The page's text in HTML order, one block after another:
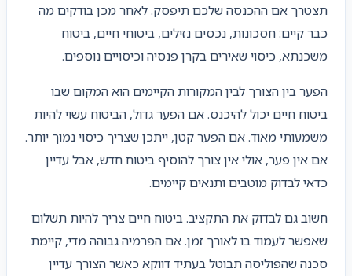
תצטרך אם ההכנסה שלכם תיפסק. לאחר מכן בודקים מה
כבר קיים: חסכונות, נכסים נזילים, ביטוחי חיים, ביטוח
משכנתא, כיסוי שאירים בקרן פנסיה וכיסויים נוספים.
הפער בין הצורך לבין המקורות הקיימים הוא המקום שבו
ביטוח חיים יכול להיכנס. אם הפער גדול, הביטוח עשוי להיות
משמעותי מאוד. אם הפער קטן, ייתכן שצריך כיסוי נמוך יותר.
אם אין פער, אולי אין צורך להוסיף ביטוח חדש, אבל עדיין
כדאי לבדוק מוטבים ותנאים קיימים.
חשוב גם לבדוק את התקציב. ביטוח חיים צריך להיות תשלום
שאפשר לעמוד בו לאורך זמן. אם הפרמיה גבוהה מדי, קיימת
סכנה שהפוליסה תבוטל בעתיד דווקא כאשר הצורך עדיין